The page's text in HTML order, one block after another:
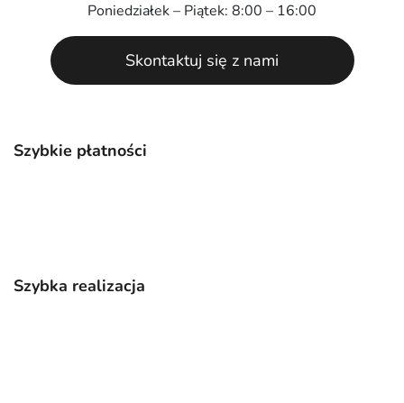
Szybkie płatności
Szybka realizacja
Poniedziałek – Piątek: 8:00 – 16:00
Skontaktuj się z nami